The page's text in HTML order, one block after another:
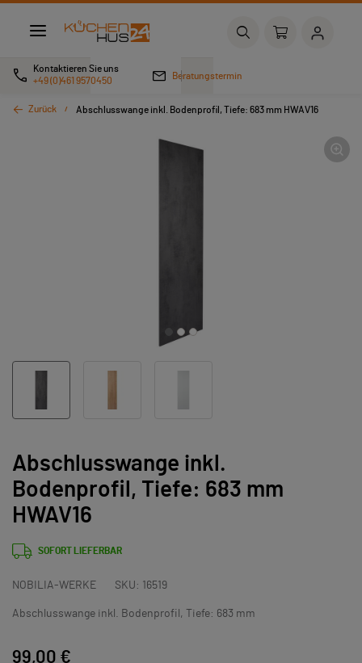
Kontaktieren Sie uns
+49 (0)461 9570450
Beratungstermin
Zurück Abschlusswange inkl. Bodenprofil, Tiefe: 683 mm HWAV16
Abschlusswange inkl.
Bodenprofil, Tiefe: 683 mm
HWAV16
SOFORT LIEFERBAR
NOBILIA-WERKE SKU: 16519
Abschlusswange inkl. Bodenprofil, Tiefe: 683 mm
99,00 €